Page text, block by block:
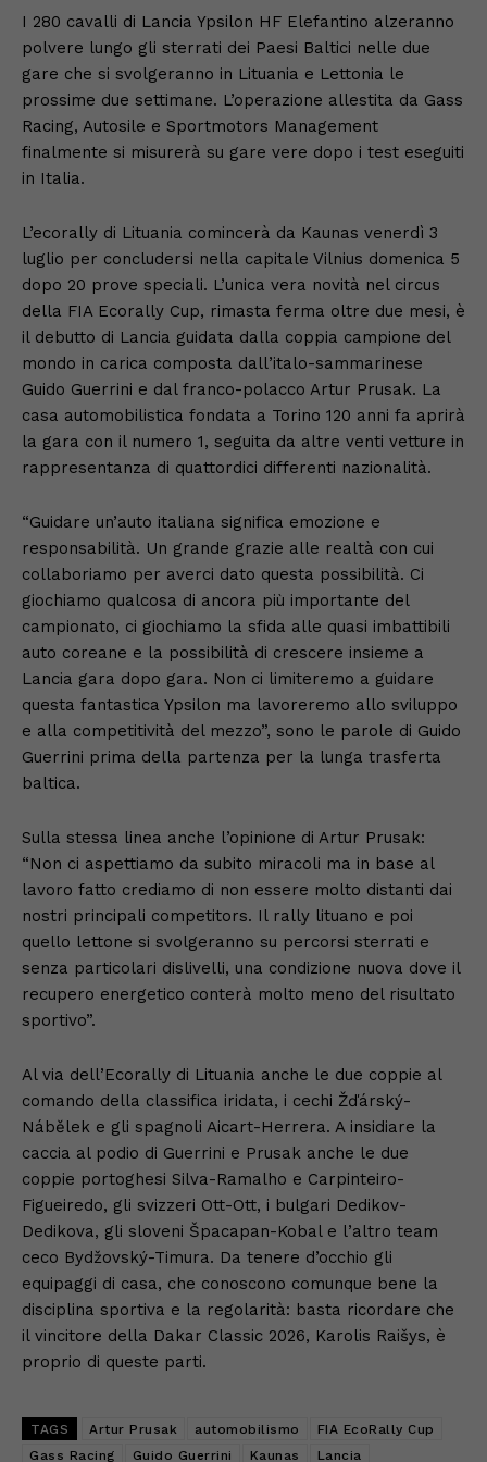
I 280 cavalli di Lancia Ypsilon HF Elefantino alzeranno
polvere lungo gli sterrati dei Paesi Baltici nelle due
gare che si svolgeranno in Lituania e Lettonia le
prossime due settimane. L’operazione allestita da Gass
Racing, Autosile e Sportmotors Management
finalmente si misurerà su gare vere dopo i test eseguiti
in Italia.
L’ecorally di Lituania comincerà da Kaunas venerdì 3
luglio per concludersi nella capitale Vilnius domenica 5
dopo 20 prove speciali. L’unica vera novità nel circus
della FIA Ecorally Cup, rimasta ferma oltre due mesi, è
il debutto di Lancia guidata dalla coppia campione del
mondo in carica composta dall’italo-sammarinese
Guido Guerrini e dal franco-polacco Artur Prusak. La
casa automobilistica fondata a Torino 120 anni fa aprirà
la gara con il numero 1, seguita da altre venti vetture in
rappresentanza di quattordici differenti nazionalità.
“Guidare un’auto italiana significa emozione e
responsabilità. Un grande grazie alle realtà con cui
collaboriamo per averci dato questa possibilità. Ci
giochiamo qualcosa di ancora più importante del
campionato, ci giochiamo la sfida alle quasi imbattibili
auto coreane e la possibilità di crescere insieme a
Lancia gara dopo gara. Non ci limiteremo a guidare
questa fantastica Ypsilon ma lavoreremo allo sviluppo
e alla competitività del mezzo”, sono le parole di Guido
Guerrini prima della partenza per la lunga trasferta
baltica.
Sulla stessa linea anche l’opinione di Artur Prusak:
“Non ci aspettiamo da subito miracoli ma in base al
lavoro fatto crediamo di non essere molto distanti dai
nostri principali competitors. Il rally lituano e poi
quello lettone si svolgeranno su percorsi sterrati e
senza particolari dislivelli, una condizione nuova dove il
recupero energetico conterà molto meno del risultato
sportivo”.
Al via dell’Ecorally di Lituania anche le due coppie al
comando della classifica iridata, i cechi Žďárský-
Nábělek e gli spagnoli Aicart-Herrera. A insidiare la
caccia al podio di Guerrini e Prusak anche le due
coppie portoghesi Silva-Ramalho e Carpinteiro-
Figueiredo, gli svizzeri Ott-Ott, i bulgari Dedikov-
Dedikova, gli sloveni Špacapan-Kobal e l’altro team
ceco Bydžovský-Timura. Da tenere d’occhio gli
equipaggi di casa, che conoscono comunque bene la
disciplina sportiva e la regolarità: basta ricordare che
il vincitore della Dakar Classic 2026, Karolis Raišys, è
proprio di queste parti.
TAGS Artur Prusak automobilismo
FIA EcoRally Cup
Gass Racing
Guido Guerrini Kaunas Lancia